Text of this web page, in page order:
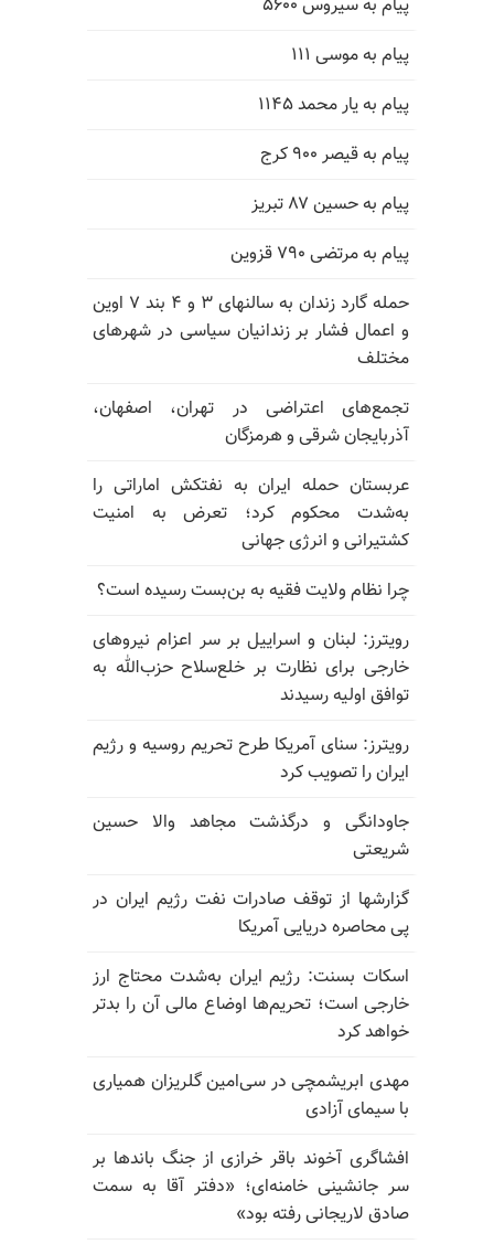
پیام به سیروس ۵۶۰۰
پیام به موسی ۱۱۱
پیام به یار محمد ۱۱۴۵
پیام به قیصر ۹۰۰ کرج
پیام به حسین ۸۷ تبریز
پیام به مرتضی ۷۹۰ قزوین
حمله گارد زندان به سالنهای ۳ و ۴ بند ۷ اوین
و اعمال فشار بر زندانیان سیاسی در شهرهای
مختلف
تجمع‌های اعتراضی در تهران، اصفهان،
آذربایجان شرقی و هرمزگان
عربستان حمله ایران به نفتکش اماراتی را
به‌شدت محکوم کرد؛ تعرض به امنیت
کشتیرانی و انرژی جهانی
چرا نظام ولایت فقیه به بن‌بست رسیده است؟
رویترز: لبنان و اسراییل بر سر اعزام نیروهای
خارجی برای نظارت بر خلع‌سلاح حزب‌الله به
توافق اولیه رسیدند
رویترز: سنای آمریکا طرح تحریم روسیه و رژیم
ایران را تصویب کرد
جاودانگی و درگذشت مجاهد والا حسین
شریعتی
گزارشها از توقف صادرات نفت رژیم ایران در
پی محاصره دریایی آمریکا
اسکات بسنت: رژیم ایران به‌شدت محتاج ارز
خارجی است؛ تحریم‌ها اوضاع مالی آن را بدتر
خواهد کرد
مهدی ابریشمچی در سی‌امین گلریزان همیاری
با سیمای آزادی
افشاگری آخوند باقر خرازی از جنگ باندها بر
سر جانشینی خامنه‌ای؛ «دفتر آقا به سمت
صادق لاریجانی رفته بود»